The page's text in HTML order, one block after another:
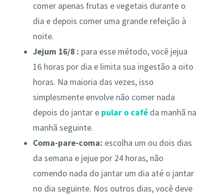
comer apenas frutas e vegetais durante o
dia e depois comer uma grande refeição à
noite.
Jejum 16/8 : para esse método, você jejua
16 horas por dia e limita sua ingestão a oito
horas. Na maioria das vezes, isso
simplesmente envolve não comer nada
depois do jantar e pular o café da manhã na
manhã seguinte.
Coma-pare-coma: escolha um ou dois dias
da semana e jejue por 24 horas, não
comendo nada do jantar um dia até o jantar
no dia seguinte. Nos outros dias, você deve